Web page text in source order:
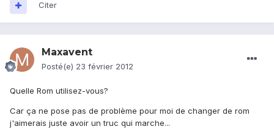
Citer
Maxavent
Posté(e) 23 février 2012
Quelle Rom utilisez-vous?
Car ça ne pose pas de problème pour moi de changer de rom
j'aimerais juste avoir un truc qui marche...